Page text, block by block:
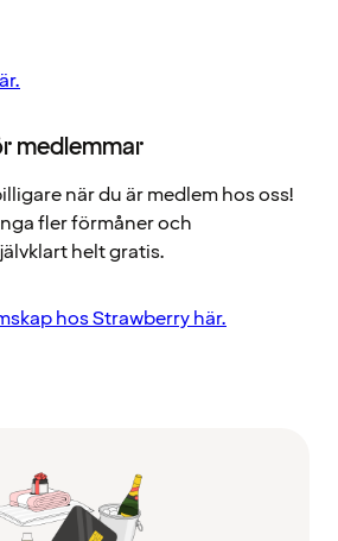
medlemmar
när du är medlem hos oss!
fler förmåner och
helt gratis.
hos Strawberry här.